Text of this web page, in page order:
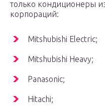
только кондиционеры
корпораций:
Mitshubishi Electric;
Mitshubishi Heavy;
Panasonic;
Hitachi;